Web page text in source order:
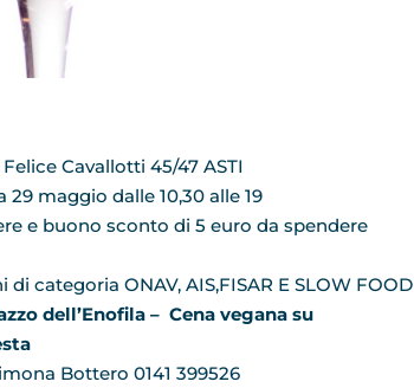
Cavallotti 45/47 ASTI
maggio dalle 10,30 alle 19
e buono sconto di 5 euro da spendere
categoria ONAV, AIS,FISAR E SLOW FOOD
dell’Enofila – Cena vegana su
Bottero 0141 399526